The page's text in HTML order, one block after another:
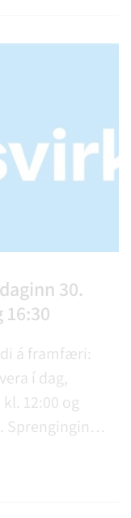
30.
á framfæri:
í dag,
12:00 og
Sprengingin